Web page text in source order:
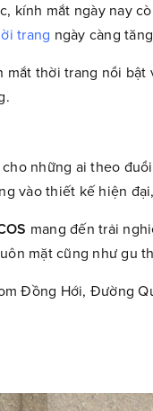
kính mắt ngày nay
trang ngày càng
thời trang nổi
những ai theo
vào thiết kế hiện
mang đến trải
mặt cũng như gu
Đồng Hới, Đường